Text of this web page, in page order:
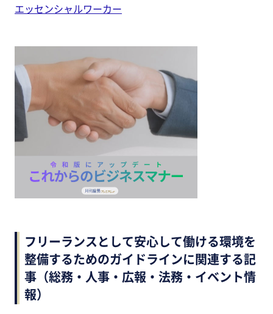
エッセンシャルワーカー
フリーランスとして安心して働ける環境を
整備するためのガイドラインに関連する記
事（総務・人事・広報・法務・イベント情
報）